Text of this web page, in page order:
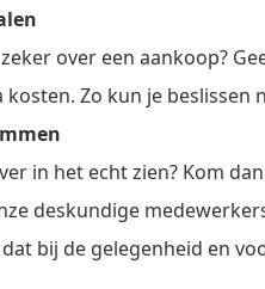
over een aankoop?
Zo kun je beslissen
in het echt zien? Kom
deskundige
bij de gelegenheid en